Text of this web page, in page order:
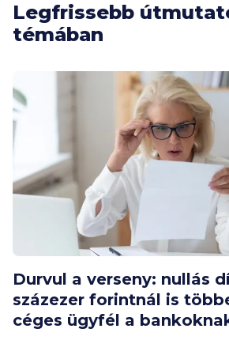
Legfrissebb
témában
Durvul a verseny: nullás
százezer forintnál is
céges ügyfél a